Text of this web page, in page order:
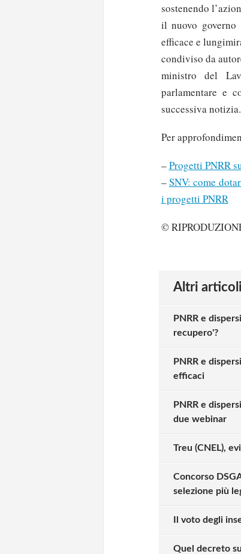
sostenendo
il nuovo
efficace e
condiviso da
ministro del
parlamentare e
successiva notizia.
Per
–Progetti PNRR
–SNV: come
i progetti PNRR
©
Altri
PNRR e
recupero'?
PNRR e
efficaci
PNRR e
due webinar
Treu (CNEL),
Concorso
selezione più
Il voto degli
Quel decreto